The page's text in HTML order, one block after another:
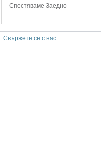
Спестяваме Заедно
Свържете се с нас